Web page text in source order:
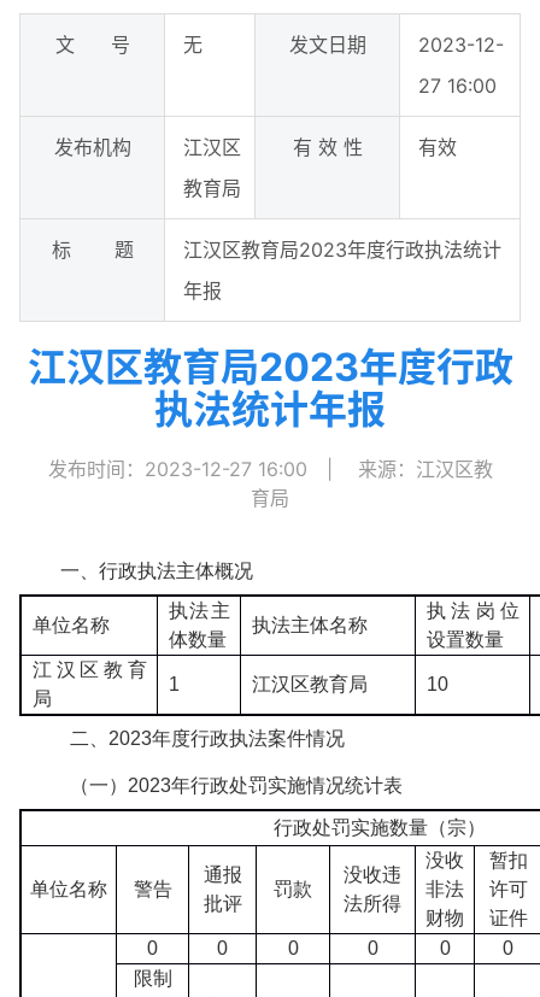
文 号 无 发文日期
2023-12-
27 16:00
发布机构
江汉区
教育局
有 效 性 有效
标 题
江汉区教育局2023年度行政执法统计
年报
江汉区教育局2023年度行政
执法统计年报
发布时间：2023-12-27 16:00
来源：江汉区教
育局
一、行政执法主体概况
单位名称
执法主
体数量
执法主体名称
执法岗位
设置数量
江汉区教育
局
1 江汉区教育局 10
二、2023年度行政执法案件情况
（一）2023年行政处罚实施情况统计表
行政处罚实施数量（宗）
单位名称 警告
通报
批评
罚款
没收违
法所得
没收
非法
财物
暂扣
许可
证件
0 0 0 0 0
0
限制